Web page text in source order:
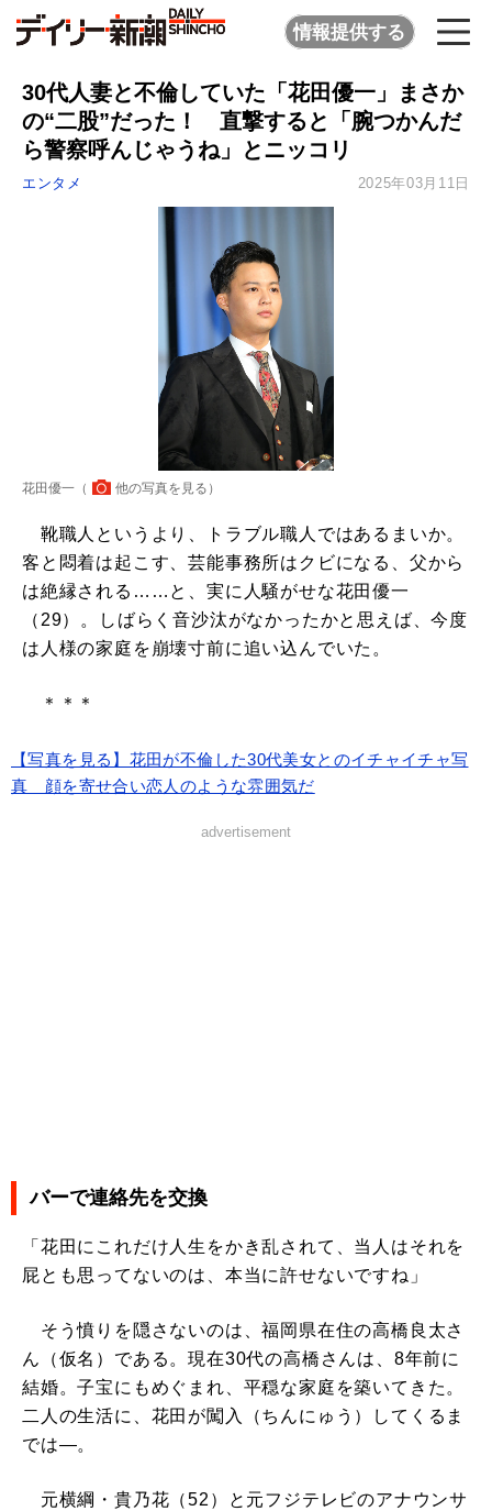
情報提供する
30代人妻と不倫していた「花田優一」まさか
の“二股”だった！ 直撃すると「腕つかんだ
ら警察呼んじゃうね」とニッコリ
エンタメ 2025年03月11日
花田優一（ 他の写真を見る ）
靴職人というより、トラブル職人ではあるまいか。
客と悶着は起こす、芸能事務所はクビになる、父から
は絶縁される……と、実に人騒がせな花田優一
（29）。しばらく音沙汰がなかったかと思えば、今度
は人様の家庭を崩壊寸前に追い込んでいた。
＊＊＊
【写真を見る】花田が不倫した30代美女とのイチャイチャ写
真 顔を寄せ合い恋人のような雰囲気だ
advertisement
バーで連絡先を交換
「花田にこれだけ人生をかき乱されて、当人はそれを
屁とも思ってないのは、本当に許せないですね」
そう憤りを隠さないのは、福岡県在住の高橋良太さ
ん（仮名）である。現在30代の高橋さんは、8年前に
結婚。子宝にもめぐまれ、平穏な家庭を築いてきた。
二人の生活に、花田が闖入（ちんにゅう）してくるま
では―。
元横綱・貴乃花（52）と元フジテレビのアナウンサ